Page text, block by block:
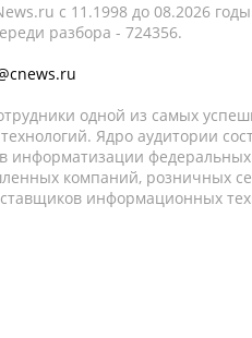
c 11.1998 до 08.2026
разбора - 724356.
одной из самых
Ядро аудитории
информатизации
компаний, розничных
информационных